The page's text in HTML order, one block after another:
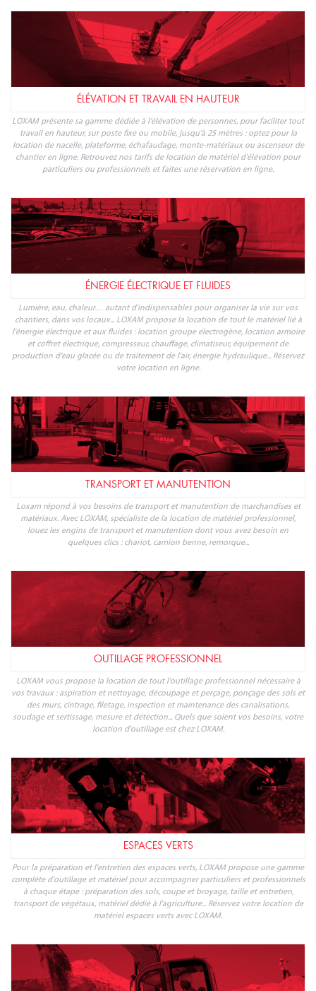
ÉLÉVATION ET TRAVAIL EN HAUTEUR
LOXAM présente sa gamme dédiée à l'élévation de personnes, pour faciliter tout
travail en hauteur, sur poste fixe ou mobile, jusqu'à 25 mètres : optez pour la
location de nacelle, plateforme, échafaudage, monte-matériaux ou ascenseur de
chantier en ligne. Retrouvez nos tarifs de location de matériel d'élévation pour
particuliers ou professionnels et faites une réservation en ligne.
ÉNERGIE ÉLECTRIQUE ET FLUIDES
Lumière, eau, chaleur… autant d'indispensables pour organiser la vie sur vos
chantiers, dans vos locaux... LOXAM propose la location de tout le matériel lié à
l'énergie électrique et aux fluides : location groupe électrogène, location armoire
et coffret électrique, compresseur, chauffage, climatiseur, équipement de
production d'eau glacée ou de traitement de l'air, énergie hydraulique... Réservez
votre location en ligne.
TRANSPORT ET MANUTENTION
Loxam répond à vos besoins de transport et manutention de marchandises et
matériaux. Avec LOXAM, spécialiste de la location de matériel professionnel,
louez les engins de transport et manutention dont vous avez besoin en
quelques clics : chariot, camion benne, remorque...
OUTILLAGE PROFESSIONNEL
LOXAM vous propose la location de tout l'outillage professionnel nécessaire à
vos travaux : aspiration et nettoyage, découpage et perçage, ponçage des sols et
des murs, cintrage, filetage, inspection et maintenance des canalisations,
soudage et sertissage, mesure et détection... Quels que soient vos besoins, votre
location d'outillage est chez LOXAM.
ESPACES VERTS
Pour la préparation et l'entretien des espaces verts, LOXAM propose une gamme
complète d'outillage et matériel pour accompagner particuliers et professionnels
à chaque étape : préparation des sols, coupe et broyage, taille et entretien,
transport de végétaux, matériel dédié à l'agriculture... Réservez votre location de
matériel espaces verts avec LOXAM.